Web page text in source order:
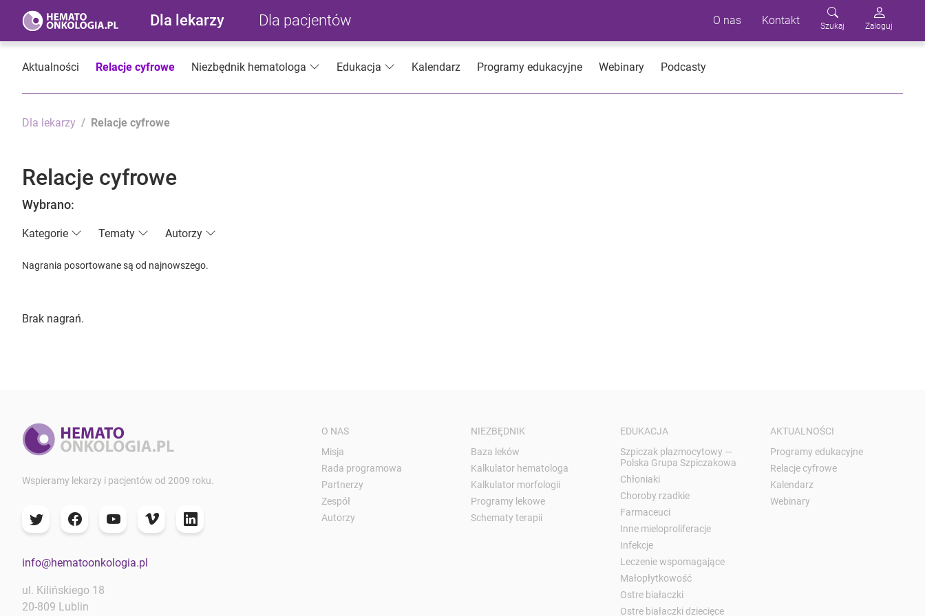
Dla lekarzy Dla pacjentów O nas Kontakt Szukaj Zaloguj
Aktualności Relacje cyfrowe Niezbędnik hematologa Edukacja Kalendarz Programy edukacyjne Webinary Podcasty
Dla lekarzy Relacje cyfrowe
Relacje cyfrowe
Wybrano:
Kategorie Tematy Autorzy
Nagrania posortowane są od najnowszego.
Brak nagrań.
Wspieramy lekarzy i pacjentów od 2009 roku.
info@hematoonkologia.pl
ul. Kilińskiego 18
20-809 Lublin
O NAS
Misja
Rada programowa
Partnerzy
Zespół
Autorzy
NIEZBĘDNIK
Baza leków
Kalkulator hematologa
Kalkulator morfologii
Programy lekowe
Schematy terapii
EDUKACJA
Szpiczak plazmocytowy —
Polska Grupa Szpiczakowa
Chłoniaki
Choroby rzadkie
Farmaceuci
Inne mieloproliferacje
Infekcje
Leczenie wspomagające
Małopłytkowość
Ostre białaczki
Ostre białaczki dziecięce
AKTUALNOŚCI
Programy edukacyjne
Relacje cyfrowe
Kalendarz
Webinary